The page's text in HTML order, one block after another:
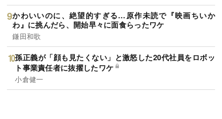
かわいいのに、絶望的すぎる…原作未読で『映画ちいか
わ』に挑んだら、開始早々に面食らったワケ
鎌田和歌
孫正義が「顔も見たくない」と激怒した20代社員をロボッ
ト事業責任者に抜擢したワケ
小倉健一